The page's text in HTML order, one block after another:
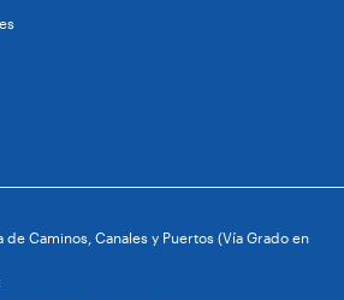
Caminos, Canales y Puertos (Vía Grado en